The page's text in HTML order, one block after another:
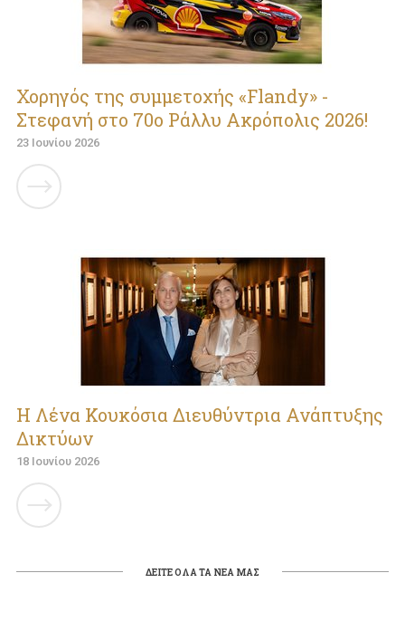
Χορηγός της συμμετοχής «Flandy» -
Στεφανή στο 70ο Ράλλυ Ακρόπολις 2026!
23 Ιουνίου 2026
Η Λένα Κουκόσια Διευθύντρια Ανάπτυξης
Δικτύων
18 Ιουνίου 2026
ΔΕΙΤΕ ΟΛΑ ΤΑ ΝΕΑ ΜΑΣ